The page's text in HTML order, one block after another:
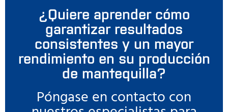
¿Quiere aprender cómo
garantizar resultados
consistentes y un mayor
rendimiento en su producción
de mantequilla?
Póngase en contacto con